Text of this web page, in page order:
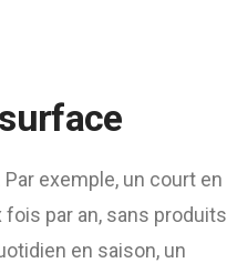
exemple, un court en
par an, sans produits
en saison, un